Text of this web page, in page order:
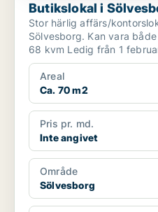
Butikslokal i
Stor härlig affärs/
Sölvesborg. Kan vara både
68 kvm Ledig från 1 februari 2025
...
Areal
Ca. 70 m2
Pris pr. md.
Inte angivet
Område
Sölvesborg